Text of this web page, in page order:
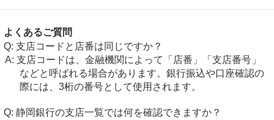
よくあるご質問
支店コードと店番は同じですか？
支店コードは、金融機関によって「店番」「支店番号」
などと呼ばれる場合があります。銀行振込や口座確認の
際には、3桁の番号として使用されます。
静岡銀行の支店一覧では何を確認できますか？